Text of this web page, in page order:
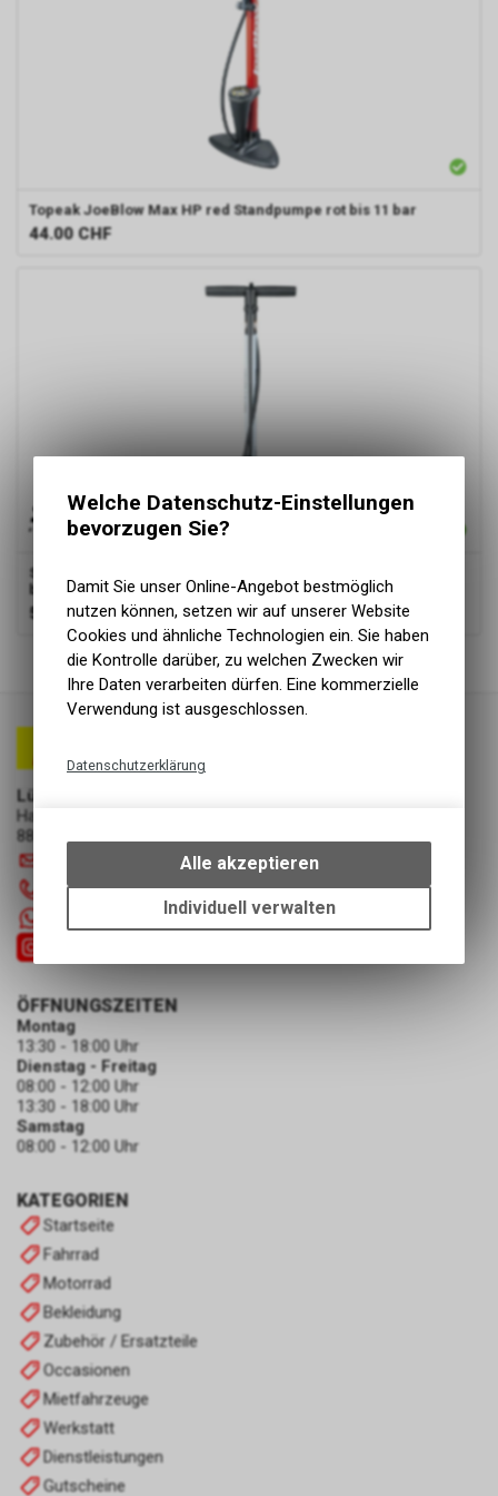
Topeak JoeBlow Max HP red Standpumpe rot bis 11 bar
44.00 CHF
SKS
blau/schwarz
55.00 CHF
2von 2Produkten
Lüscher Motor- & Bike World
Hauptstrasse 29a
8867 Niederurnen
055 610 31 31
KATEGORIEN
Startseite
Fahrrad
Motorrad
Bekleidung
Zubehör / Ersatzteile
Occasionen
Mietfahrzeuge
Werkstatt
Dienstleistungen
Gutscheine
ÖFFNUNGSZEITEN
Montag
13:30 - 18:00 Uhr
Dienstag - Freitag
08:00 - 12:00 Uhr
13:30 - 18:00 Uhr
Samstag
08:00 - 12:00 Uhr
Welche Datenschutz-Einstellungen
bevorzugen Sie?
Damit Sie unser Online-Angebot bestmöglich
nutzen können, setzen wir auf unserer Website
Cookies und ähnliche Technologien ein. Sie haben
die Kontrolle darüber, zu welchen Zwecken wir
Ihre Daten verarbeiten dürfen. Eine kommerzielle
Verwendung ist ausgeschlossen.
Datenschutzerklärung
bestimmte Interaktionen und
Einstellungen auf Ihrem Gerät,
um die grundlegenden
Funktionen unseres Online-
Alle akzeptieren
Individuell verwalten